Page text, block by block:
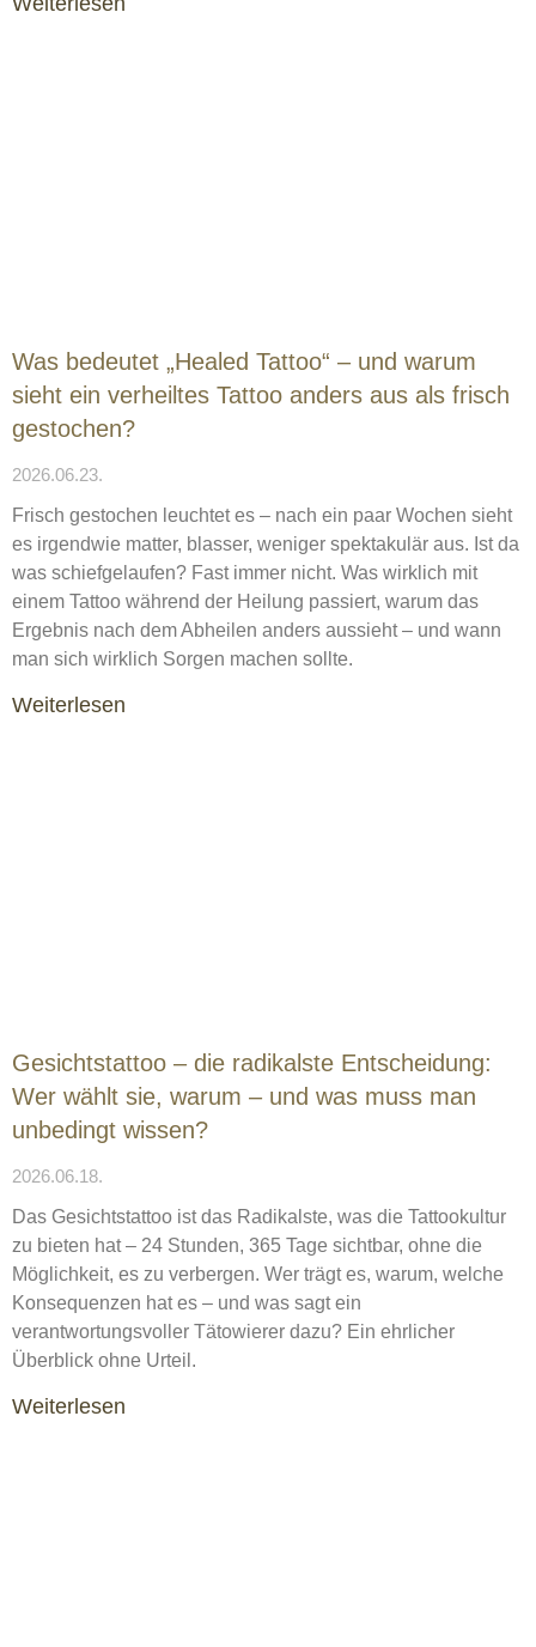
Was bedeutet „Healed Tattoo“ – und warum
sieht ein verheiltes Tattoo anders aus als frisch
gestochen?
2026.06.23.
Frisch gestochen leuchtet es – nach ein paar Wochen sieht
es irgendwie matter, blasser, weniger spektakulär aus. Ist da
was schiefgelaufen? Fast immer nicht. Was wirklich mit
einem Tattoo während der Heilung passiert, warum das
Ergebnis nach dem Abheilen anders aussieht – und wann
man sich wirklich Sorgen machen sollte.
Weiterlesen
Gesichtstattoo – die radikalste Entscheidung:
Wer wählt sie, warum – und was muss man
unbedingt wissen?
2026.06.18.
Das Gesichtstattoo ist das Radikalste, was die Tattookultur
zu bieten hat – 24 Stunden, 365 Tage sichtbar, ohne die
Möglichkeit, es zu verbergen. Wer trägt es, warum, welche
Konsequenzen hat es – und was sagt ein
verantwortungsvoller Tätowierer dazu? Ein ehrlicher
Überblick ohne Urteil.
Weiterlesen